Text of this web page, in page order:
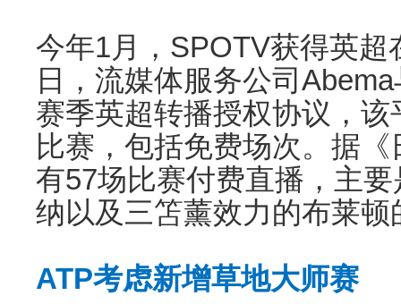
今年1月，SPOTV获得英
日，流媒体服务公司
赛季英超转播授权协议，
比赛，包括免费场次。据
有57场比赛付费直播，主
纳以及三笘薰效力的布莱顿
ATP考虑新增草地大师赛